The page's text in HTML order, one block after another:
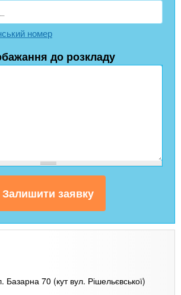
номер
до розкладу
70 (кут вул. Рішельєвської)